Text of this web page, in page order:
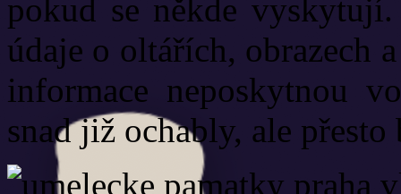
pokud se někde
údaje o oltářích, obrazech
informace neposkytnou
snad již ochably, ale